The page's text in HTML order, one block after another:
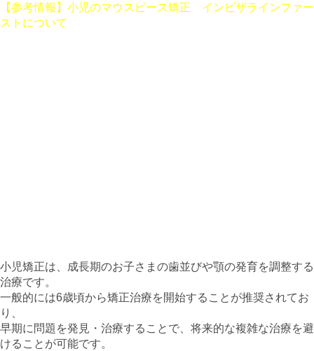
【参考情報】小児のマウスピース矯正 インビザラインファー
ストについて
小児矯正は、成長期のお子さまの歯並びや顎の発育を調整する
治療です。
一般的には6歳頃から矯正治療を開始することが推奨されてお
り、
早期に問題を発見・治療することで、将来的な複雑な治療を避
けることが可能です。